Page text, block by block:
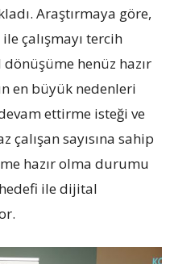
Araştırmaya göre,
çalışmayı tercih
henüz hazır
en büyük nedenleri
ettirme isteği ve
çalışan sayısına sahip
hazır olma durumu
ile dijital